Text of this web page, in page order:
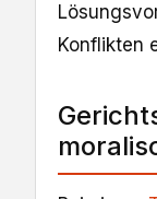
Konflikten